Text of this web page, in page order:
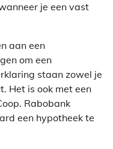
je een vast
aan een
om een
staan zowel je
Het is ook met een
Rabobank
een hypotheek te